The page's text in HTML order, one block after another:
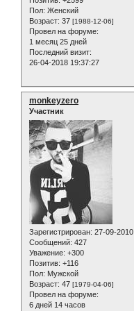
Пол: Женский
Возраст: 37 [1988-12-06]
Провел на форуме:
1 месяц 25 дней
Последний визит:
26-04-2018 19:37:27
monkeyzero
Участник
Зарегистрирован: 27-09-2010
Сообщений: 427
Уважение: +300
Позитив: +116
Пол: Мужской
Возраст: 47 [1979-04-06]
Провел на форуме:
6 дней 14 часов